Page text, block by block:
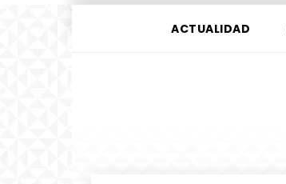
ACTUALIDAD